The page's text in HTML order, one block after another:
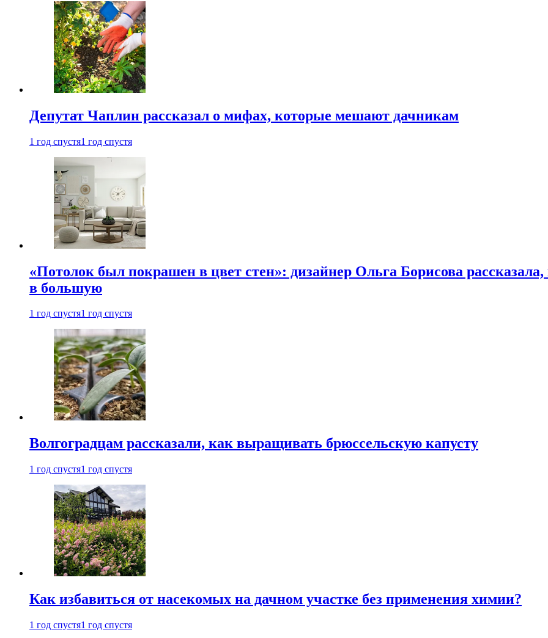
Депутат Чаплин рассказал о мифах, которые мешают дачникам
1 год спустя1 год спустя
«Потолок был покрашен в цвет стен»: дизайнер Ольга Борисова
в большую
1 год спустя1 год спустя
Волгоградцам рассказали, как выращивать брюссельскую капусту
1 год спустя1 год спустя
Как избавиться от насекомых на дачном участке без применения химии?
1 год спустя1 год спустя